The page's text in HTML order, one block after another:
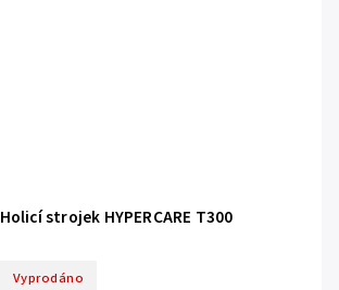
Holicí strojek HYPERCARE T300
Vyprodáno